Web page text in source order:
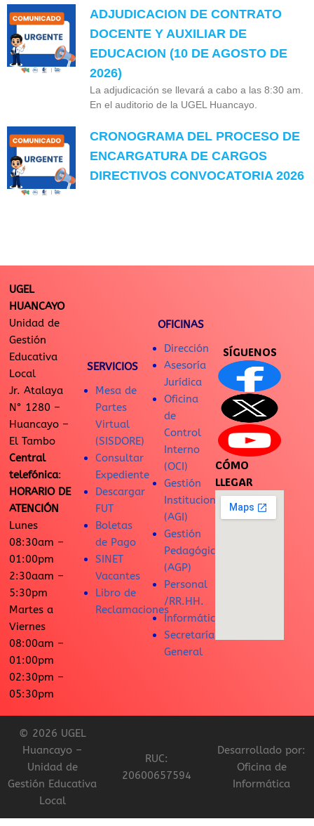
ADJUDICACION DE CONTRATO
DOCENTE Y AUXILIAR DE
EDUCACION (10 DE AGOSTO DE
2026)
La adjudicación se llevará a cabo a las 8:30 am.
En el auditorio de la UGEL Huancayo.
CRONOGRAMA DEL PROCESO DE
ENCARGATURA DE CARGOS
DIRECTIVOS CONVOCATORIA 2026
UGEL
HUANCAYO
Unidad de
Gestión
Educativa
Local
Jr. Atalaya
N° 1280 –
Huancayo –
El Tambo
Central
telefónica:
HORARIO DE
ATENCIÓN
Lunes
08:30am –
01:00pm
2:30aam –
5:30pm
Martes a
Viernes
08:00am –
01:00pm
02:30pm –
05:30pm
SERVICIOS
Mesa de
Partes
Virtual
(SISDORE)
Consultar
Expediente
Descargar
FUT
Boletas
de Pago
SINET
Vacantes
Libro de
Reclamaciones
OFICINAS
Dirección
Asesoría
Jurídica
Oficina
de
Control
Interno
(OCI)
Gestión
Institucional
(AGI)
Gestión
Pedagógica
(AGP)
Personal
/RR.HH.
Informática
Secretaría
General
SÍGUENOS
CÓMO
LLEGAR
© 2026 UGEL
Huancayo –
Unidad de
Gestión Educativa
Local
RUC:
20600657594
Desarrollado por:
Oficina de
Informática